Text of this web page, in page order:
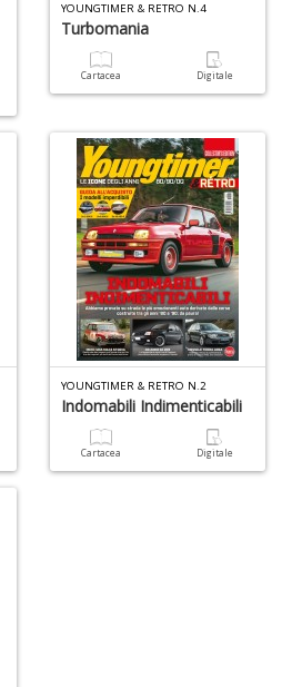
YOUNGTIMER & RETRO N.4
Turbomania
Cartacea Digitale
YOUNGTIMER & RETRO N.2
Indomabili Indimenticabili
Cartacea Digitale